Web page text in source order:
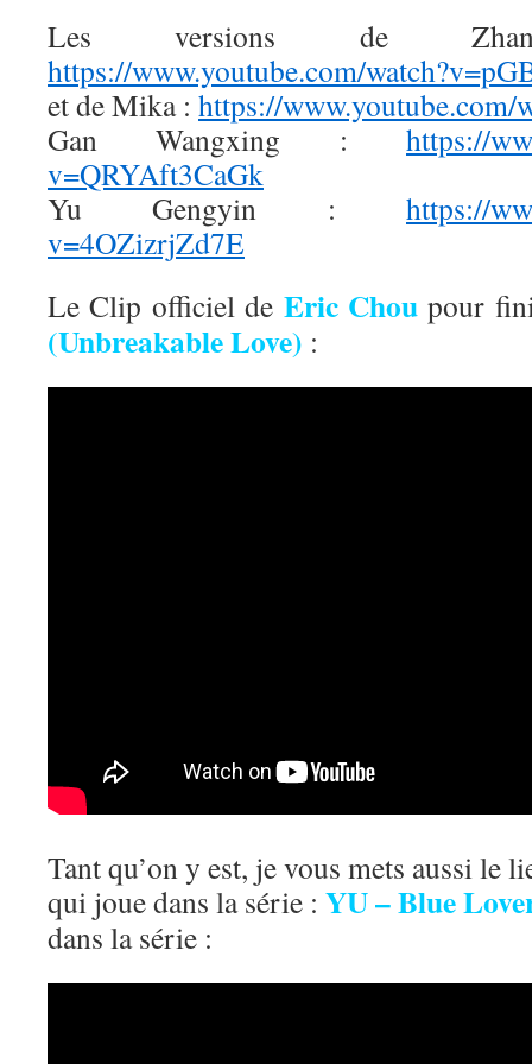
Les versions de
https://www.youtube.com/
et de Mika : https://
Gan Wangxing : https://
v=QRYAft3CaGk
Yu Gengyin : https://
v=4OZizrjZd7E
Le Clip officiel de Eric Choupour
(Unbreakable Love) :
Tant qu’on y est, je vous mets aussi le
qui joue dans la série : YU – Blue
dans la série :